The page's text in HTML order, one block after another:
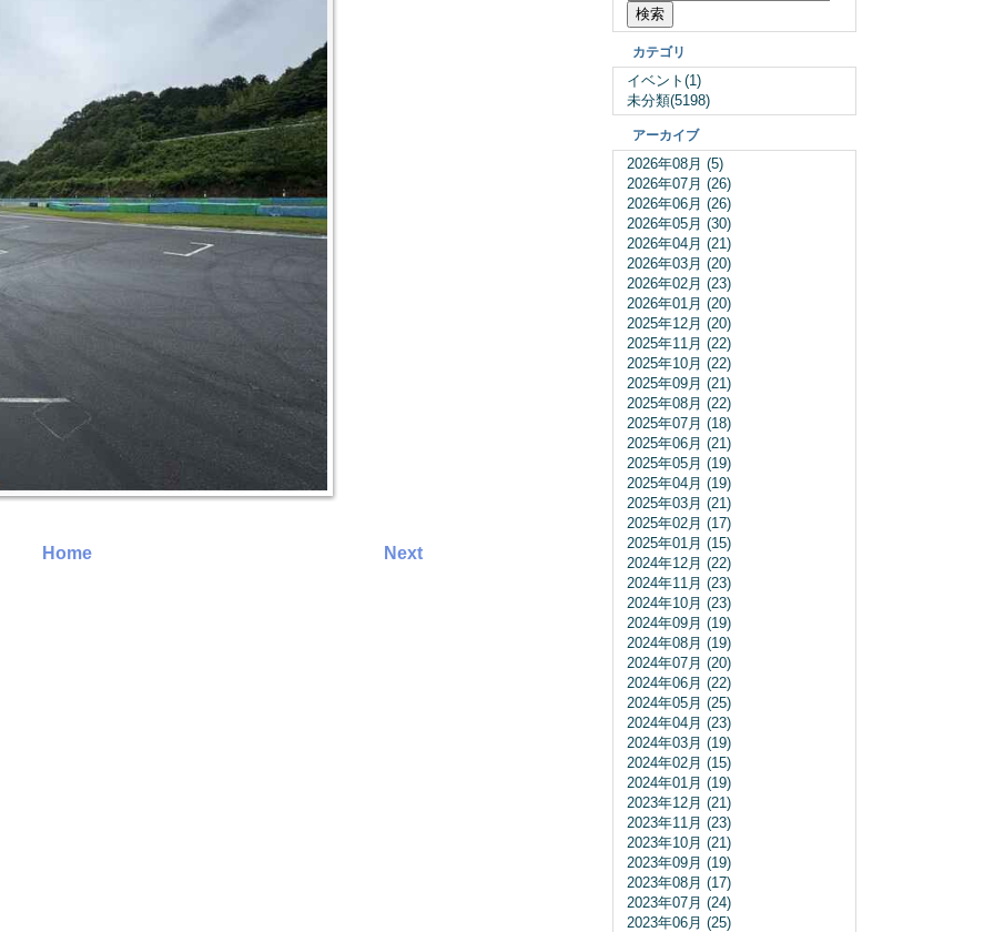
Next
Home
カテゴリ
イベント(1)
未分類(5198)
アーカイブ
2026年08月 (5)
2026年07月 (26)
2026年06月 (26)
2026年05月 (30)
2026年04月 (21)
2026年03月 (20)
2026年02月 (23)
2026年01月 (20)
2025年12月 (20)
2025年11月 (22)
2025年10月 (22)
2025年09月 (21)
2025年08月 (22)
2025年07月 (18)
2025年06月 (21)
2025年05月 (19)
2025年04月 (19)
2025年03月 (21)
2025年02月 (17)
2025年01月 (15)
2024年12月 (22)
2024年11月 (23)
2024年10月 (23)
2024年09月 (19)
2024年08月 (19)
2024年07月 (20)
2024年06月 (22)
2024年05月 (25)
2024年04月 (23)
2024年03月 (19)
2024年02月 (15)
2024年01月 (19)
2023年12月 (21)
2023年11月 (23)
2023年10月 (21)
2023年09月 (19)
2023年08月 (17)
2023年07月 (24)
2023年06月 (25)